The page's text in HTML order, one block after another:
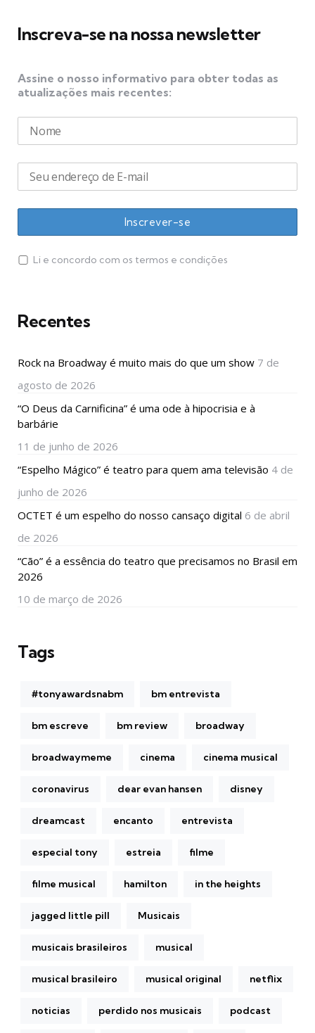
Inscreva-se na nossa newsletter
Assine o nosso informativo para obter todas as
atualizações mais recentes:
Li e concordo com os termos e condições
Recentes
Rock na Broadway é muito mais do que um show 7 de
agosto de 2026
“O Deus da Carnificina” é uma ode à hipocrisia e à
barbárie
11 de junho de 2026
“Espelho Mágico” é teatro para quem ama televisão 4 de
junho de 2026
OCTET é um espelho do nosso cansaço digital 6 de abril
de 2026
“Cão” é a essência do teatro que precisamos no Brasil em
2026
10 de março de 2026
Tags
#tonyawardsnabm bm entrevista
bm escreve bm review broadway
broadwaymeme cinema cinema musical
coronavirus dear evan hansen disney
dreamcast encanto entrevista
especial tony estreia filme
filme musical hamilton in the heights
jagged little pill Musicais
musicais brasileiros musical
musical brasileiro musical original netflix
noticias perdido nos musicais podcast